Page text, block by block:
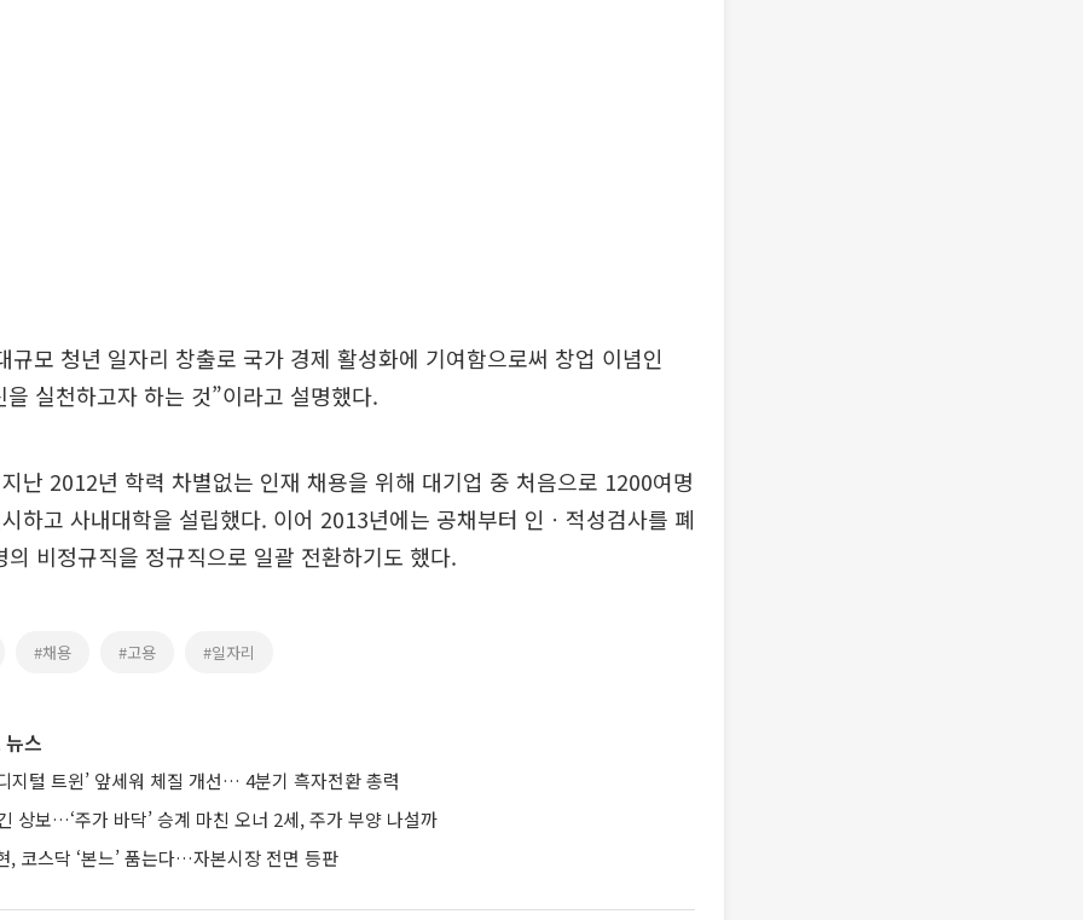
규모 청년 일자리 창출로 국가 경제 활성화에 기여함으로써 창업 이념인
을 실천하고자 하는 것”이라고 설명했다.
난 2012년 학력 차별없는 인재 채용을 위해 대기업 중 처음으로 1200여명
하고 사내대학을 설립했다. 이어 2013년에는 공채부터 인ㆍ적성검사를 폐
비정규직을 정규직으로 일괄 전환하기도 했다.
#채용 #고용 #일자리
스
지털 트윈’ 앞세워 체질 개선… 4분기 흑자전환 총력
상보…‘주가 바닥’ 승계 마친 오너 2세, 주가 부양 나설까
, 코스닥 ‘본느’ 품는다…자본시장 전면 등판